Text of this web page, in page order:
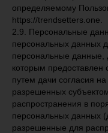
определяемому
https://trendsetters.one.
2.9. Персональные
персональных данных
персональные данные,
которым предоставлен
путем дачи согласия
разрешенных
распространения в
персональных данных
разрешенные для